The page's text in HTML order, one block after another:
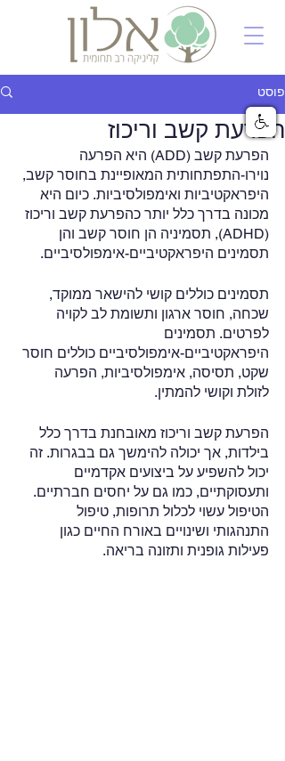
פוסט
הפרעת קשב וריכוז
הפרעת קשב (ADD) היא הפרעה
נוירו-התפתחותית המאופיינת בחוסר קשב,
היפראקטיביות ואימפולסיביות. כיום היא
מכונה בדרך כלל יותר כהפרעת קשב וריכוז
(ADHD), תסמיניה הן חוסר קשב והן
תסמינים היפראקטיביים-אימפולסיביים.
תסמינים כוללים קושי להישאר ממוקד,
שכחה, חוסר ארגון ותשומת לב לקויה
לפרטים. תסמינים
היפראקטיביים-אימפולסיביים כוללים חוסר
שקט, תסיסה, אימפולסיביות, הפרעה
לזולת וקושי להמתין.
הפרעת קשב וריכוז מאובחנת בדרך כלל
בילדות, אך יכולה להימשך גם בבגרות. זה
יכול להשפיע על ביצועים אקדמיים
ותעסוקתיים, כמו גם על יחסים חברתיים.
הטיפול עשוי לכלול תרופות, טיפול
התנהגותי ושינויים באורח החיים כגון
פעילות גופנית ותזונה בריאה.